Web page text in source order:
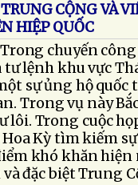
CỘNG VÀ
HIỆP QUỐC
chuyến công
lệnh khu vực
sự ủng hộ quốc
Trong vụ này
Trong cuộc
Kỳ tìm kiếm
khó khăn hiện
đặc biệt Trung